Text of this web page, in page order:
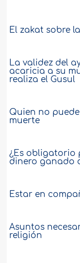
El zakat sobre
La validez del
acaricia a su
realiza el Gusul
Quien no
muerte
¿Es obligatorio
dinero ganado
Estar en
Asuntos
religión